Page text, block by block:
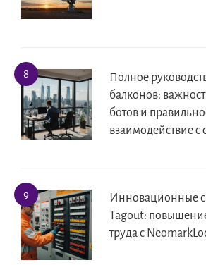
Полное
балконов:
ботов и
взаимодействие с
Инновационные
Tagout:
труда с